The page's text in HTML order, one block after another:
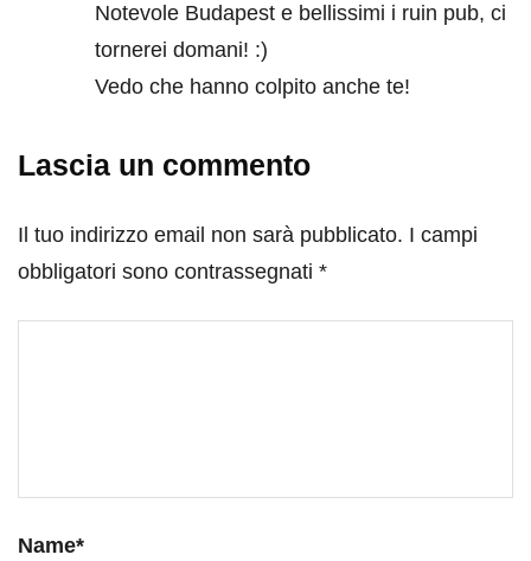
Notevole Budapest e bellissimi i ruin pub, ci
tornerei domani! :)
Vedo che hanno colpito anche te!
Lascia un commento
Il tuo indirizzo email non sarà pubblicato. I campi
obbligatori sono contrassegnati *
Name*